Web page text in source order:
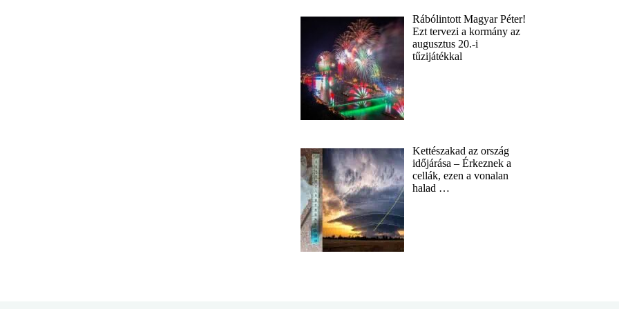
Rábólintott Magyar Péter!
Ezt tervezi a kormány az
augusztus 20.-i
tűzijátékkal
Kettészakad az ország
időjárása – Érkeznek a
cellák, ezen a vonalan
halad …